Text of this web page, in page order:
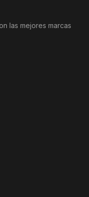
las mejores marcas